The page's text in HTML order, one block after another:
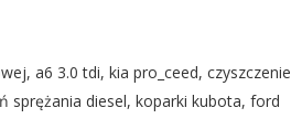
a6 3.0 tdi, kia pro_ceed, czyszczenie
sprężania diesel, koparki kubota, ford